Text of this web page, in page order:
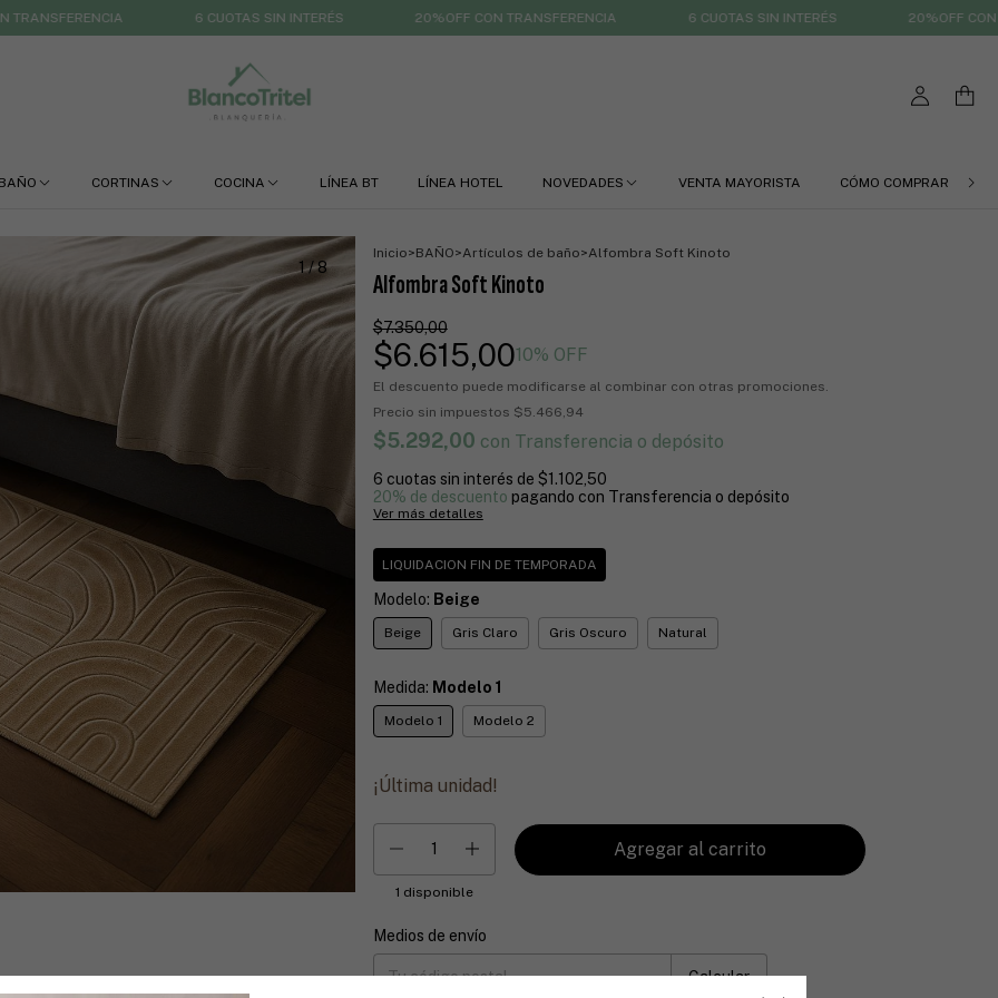
6 CUOTAS SIN INTERÉS 20%OFF CON TRANSFERENCIA 6 CUOTAS SIN INTERÉS 20%OFF CON
BAÑO CORTINAS COCINA LÍNEA BT LÍNEA HOTEL NOVEDADES VENTA MAYORISTA CÓMO COMPRAR
1/8
Inicio>BAÑO>Artículos de baño>Alfombra Soft Kinoto
Alfombra Soft Kinoto
$7.350,00
$6.615,0010% OFF
El descuento puede modificarse al combinar con otras promociones.
Precio sin impuestos $5.466,94
$5.292,00 con Transferencia o depósito
6 cuotas sin interés de $1.102,50
20% de descuento pagando con Transferencia o depósito
Ver más detalles
LIQUIDACION FIN DE TEMPORADA
Modelo: Beige
Beige Gris Claro Gris Oscuro Natural
Medida: Modelo 1
Modelo 1 Modelo 2
¡Última unidad!
1 disponible
Entregas para el CP:
Medios de envío
Calcular